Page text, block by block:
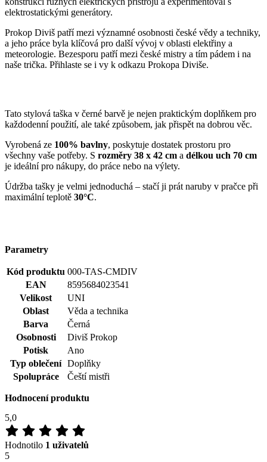
elektrostatickými generátory.
Prokop Diviš patří mezi významné osobnosti české vědy a techniky,
a jeho práce byla klíčová pro další vývoj v oblasti elektřiny a
meteorologie. Bezesporu patří mezi české mistry a tím pádem i na
naše trička. Přihlaste se i vy k odkazu Prokopa Diviše.
Tato stylová taška v černé barvě je nejen praktickým doplňkem pro
každodenní použití, ale také způsobem, jak přispět na dobrou věc.
Vyrobená ze 100% bavlny, poskytuje dostatek prostoru pro
všechny vaše potřeby. S rozměry 38 x 42 cm a délkou uch 70 cm
je ideální pro nákupy, do práce nebo na výlety.
Údržba tašky je velmi jednoduchá – stačí ji prát naruby v pračce při
maximální teplotě 30°C.
Parametry
Kód produktu 000-TAS-CMDIV
EAN
8595684023541
Velikost
UNI
Oblast
Věda a technika
Barva
Černá
Osobnosti
Diviš Prokop
Potisk
Ano
Typ oblečení Doplňky
Spolupráce
Čeští mistři
Hodnocení produktu
5,0
Hodnotilo 1 uživatelů
5